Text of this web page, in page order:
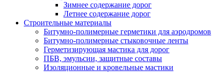
Зимнее содержание дорог
Летнее содержание дорог
Строительные материалы
Битумно-полимерные герметики для аэродромов
Битумно-полимерные стыковочные ленты
Герметизирующая мастика для дорог
ПБВ, эмульсии, защитные составы
Изоляционные и кровельные мастики